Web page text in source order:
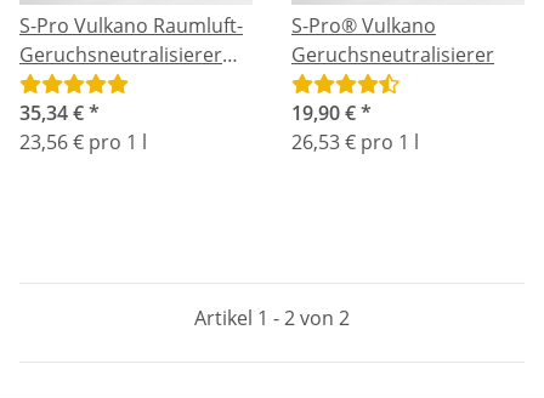
S-Pro Vulkano Raumluft-
Geruchsneutralisierer
2er Bundle
35,34 €*
23,56 € pro 1 l
S-Pro® Vulkano
Geruchsneutralisierer
19,90 €*
26,53 € pro 1 l
Artikel 1 - 2 von 2